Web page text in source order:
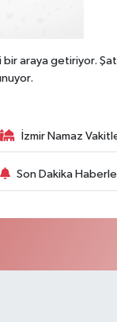
araya getiriyor.
İzmir Namaz
Son Dakika